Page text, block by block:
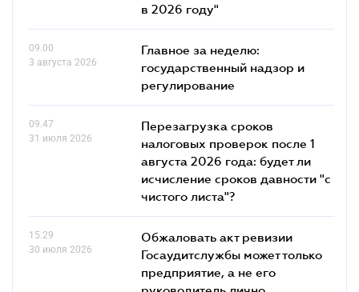
в 2026 году"
09.00
3 августа 2026
Главное за неделю:
государственный надзор и
регулирование
09.47
31 июля 2026
Перезагрузка сроков
налоговых проверок после 1
августа 2026 года: будет ли
исчисление сроков давности "с
чистого листа"?
15.29
30 июля 2026
Обжаловать акт ревизии
Госаудитслужбы может только
предприятие, а не его